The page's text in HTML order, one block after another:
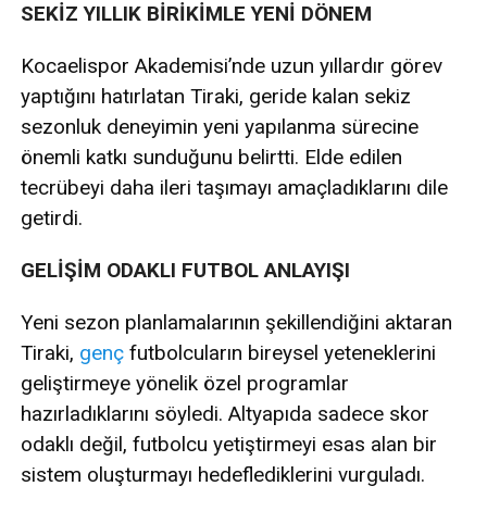
SEKİZ YILLIK BİRİKİMLE YENİ DÖNEM
Kocaelispor Akademisi’nde uzun yıllardır görev
yaptığını hatırlatan Tiraki, geride kalan sekiz
sezonluk deneyimin yeni yapılanma sürecine
önemli katkı sunduğunu belirtti. Elde edilen
tecrübeyi daha ileri taşımayı amaçladıklarını dile
getirdi.
GELİŞİM ODAKLI FUTBOL ANLAYIŞI
Yeni sezon planlamalarının şekillendiğini aktaran
Tiraki, genç futbolcuların bireysel yeteneklerini
geliştirmeye yönelik özel programlar
hazırladıklarını söyledi. Altyapıda sadece skor
odaklı değil, futbolcu yetiştirmeyi esas alan bir
sistem oluşturmayı hedeflediklerini vurguladı.